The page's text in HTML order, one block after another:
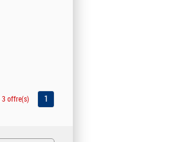
3 offre(s) 1